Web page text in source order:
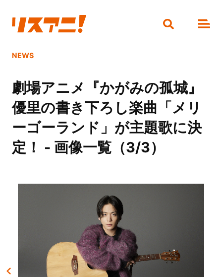
NEWS
劇場アニメ『かがみの孤城』
優里の書き下ろし楽曲「メリ
ーゴーランド」が主題歌に決
定！ - 画像一覧（3/3）